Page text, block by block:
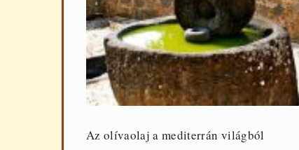
Az olívaolaj a mediterrán világból